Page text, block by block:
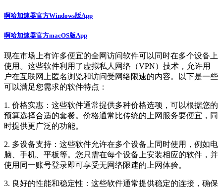
啊哈加速器官方Windows版App
啊哈加速器官方macOS版App
现在市场上有许多便宜的全网访问软件可以同时在多个设备上
使用。这些软件利用了虚拟私人网络（VPN）技术，允许用
户在互联网上匿名浏览和访问受网络限速的内容。以下是一些
可以满足您需求的软件特点：
1. 价格实惠：这些软件通常提供多种价格选项，可以根据您的
预算选择合适的套餐。价格通常比传统的上网服务要便宜，同
时提供更广泛的功能。
2. 多设备支持：这些软件允许在多个设备上同时使用，例如电
脑、手机、平板等。您只需在每个设备上安装相应的软件，并
使用同一账号登录即可享受无网络限速的上网体验。
3. 良好的性能和稳定性：这些软件通常提供稳定的连接，确保